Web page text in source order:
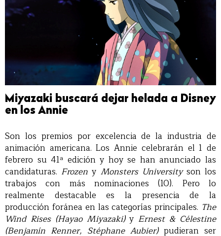
Miyazaki buscará dejar helada a Disney
en los Annie
Son los premios por excelencia de la industria de
animación americana. Los Annie celebrarán el 1 de
febrero su 41ª edición y hoy se han anunciado las
candidaturas. Frozen y Monsters Universityson los
trabajos con más nominaciones (10). Pero lo
realmente destacable es la presencia de la
producción foránea en las categorías principales. The
Wind Rises (Hayao Miyazaki)y Ernest & Célestine
(Benjamín Renner, Stéphane Aubier)pudieran ser